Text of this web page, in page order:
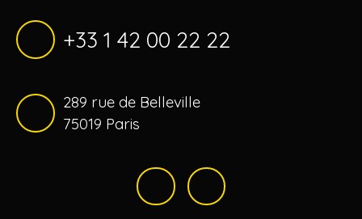
+33 1 42 00 22 22
289 rue de Belleville
75019 Paris